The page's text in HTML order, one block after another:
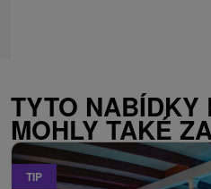
TYTO NABÍDKY
MOHLY TAKÉ
TIP